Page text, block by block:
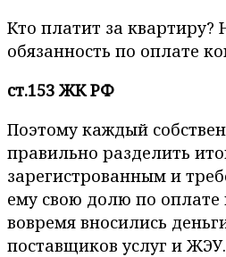
Кто платит за квартиру?
обязанность по оплате
ст.153 ЖК РФ
Поэтому каждый
правильно разделить
зарегистрованным и
ему свою долю по
вовремя вносились
поставщиков услуг и ЖЭУ.